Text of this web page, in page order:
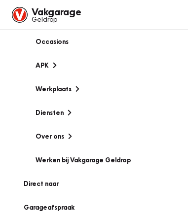
Vakgarage
Geldrop
Occasions
APK
Werkplaats
Diensten
Over ons
Werken bij Vakgarage Geldrop
Direct naar
Garageafspraak